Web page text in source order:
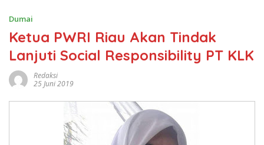
Dumai
Ketua PWRI Riau Akan Tindak
Lanjuti Social Responsibility PT KLK
Redaksi
25 Juni 2019